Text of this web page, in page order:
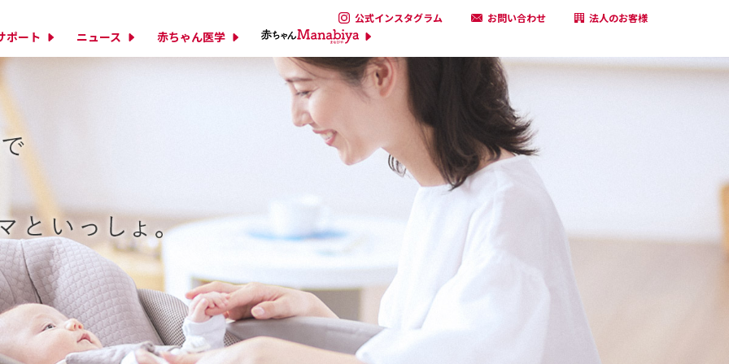
ポート ニュース 赤ちゃん医学
公式インスタグラム お問い合わせ 法人のお客様